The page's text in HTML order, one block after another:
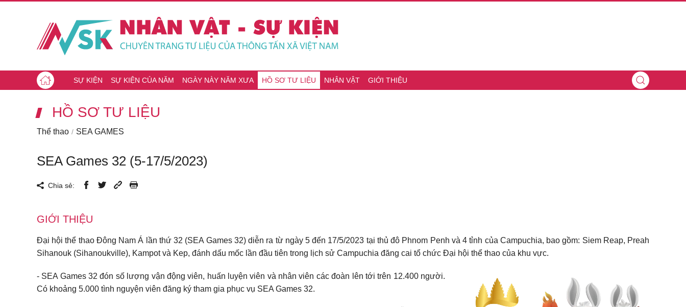
SỰ KIỆN SỰ KIỆN CỦA NĂM NGÀY NÀY NĂM XƯA HỒ SƠ TƯ LIỆU NHÂN VẬT GIỚI THIỆU
HỒ SƠ TƯ LIỆU
Thể thao SEA GAMES
SEA Games 32 (5-17/5/2023)
Chia sẻ:
GIỚI THIỆU
Đại hội thể thao Đông Nam Á lần thứ 32 (SEA Games 32) diễn ra từ ngày 5 đến 17/5/2023 tại thủ đô Phnom Penh và 4 tỉnh của Campuchia, bao gồm: Siem Reap, Preah
Sihanouk (Sihanoukville), Kampot và Kep, đánh dấu mốc lần đầu tiên trong lịch sử Campuchia đăng cai tổ chức Đại hội thể thao của khu vực.
- SEA Games 32 đón số lượng vận động viên, huấn luyện viên và nhân viên các đoàn lên tới trên 12.400 người.
Có khoảng 5.000 tình nguyện viên đăng ký tham gia phục vụ SEA Games 32.